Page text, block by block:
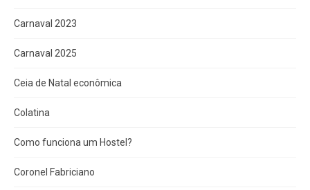
Carnaval 2023
Carnaval 2025
Ceia de Natal econômica
Colatina
Como funciona um Hostel?
Coronel Fabriciano